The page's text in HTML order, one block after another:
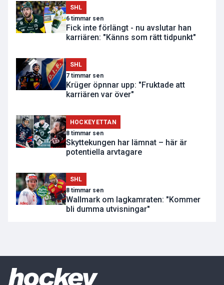
SHL
6 timmar sen
Fick inte förlängt - nu avslutar han
karriären: "Känns som rätt tidpunkt"
SHL
7 timmar sen
Krüger öpnnar upp: "Fruktade att
karriären var över"
HOCKEYETTAN
8 timmar sen
Skyttekungen har lämnat – här är
potentiella arvtagare
SHL
8 timmar sen
Wallmark om lagkamraten: "Kommer
bli dumma utvisningar"